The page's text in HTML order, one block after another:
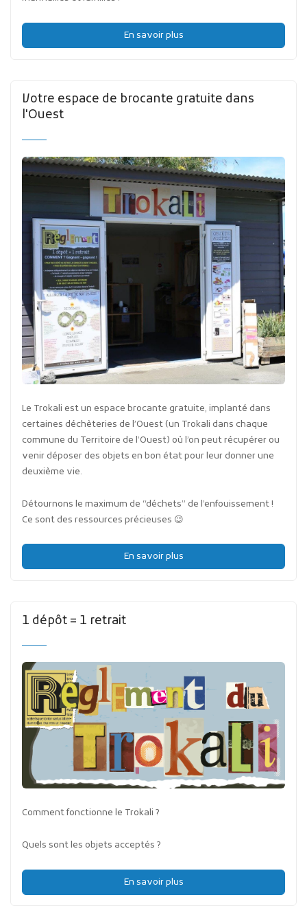
En savoir plus
Votre espace de brocante gratuite dans
l'Ouest
Le Trokali est un espace brocante gratuite, implanté dans
certaines déchèteries de l’Ouest (un Trokali dans chaque
commune du Territoire de l’Ouest) où l’on peut récupérer ou
venir déposer des objets en bon état pour leur donner une
deuxième vie.
Détournons le maximum de “déchets” de l’enfouissement !
Ce sont des ressources précieuses 😉
En savoir plus
1 dépôt = 1 retrait
Comment fonctionne le Trokali ?
Quels sont les objets acceptés ?
En savoir plus